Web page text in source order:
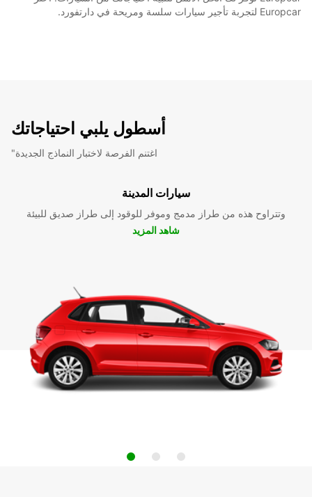
Europcar لتجربة تأجير سيارات سلسة ومريحة في دارتفورد.
أسطول يلبي احتياجاتك
"اغتنم الفرصة لاختبار النماذج الجديدة
سيارات المدينة
وتتراوح هذه من طراز مدمج وموفر للوقود إلى طراز صديق للبيئة
شاهد المزيد